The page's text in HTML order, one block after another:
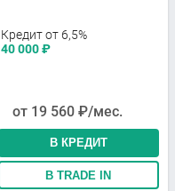
Кредит от 6,5%
40 000₽
от 19 560 ₽/мес.
В КРЕДИТ
В TRADE IN